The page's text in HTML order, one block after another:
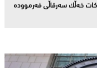
خەڵک سەرقاڵى فەرموودە